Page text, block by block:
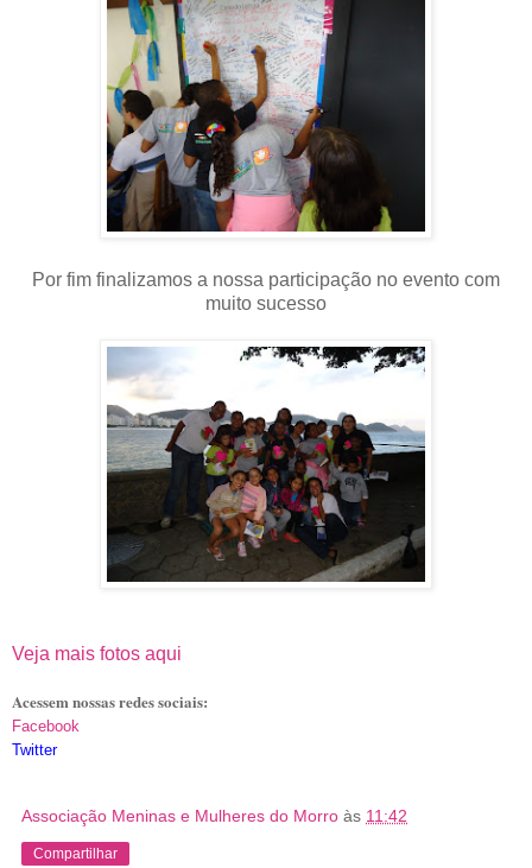
Por fim finalizamos a nossa participação no evento com
muito sucesso
Veja mais fotos aqui
Acessem nossas redes sociais:
Facebook
Twitter
Associação Meninas e Mulheres do Morro às 11:42
Compartilhar